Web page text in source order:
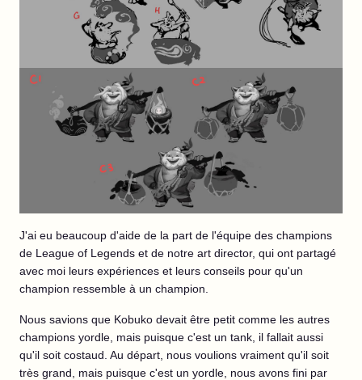
J'ai eu beaucoup d'aide de la part de l'équipe des champions
de League of Legends et de notre art director, qui ont partagé
avec moi leurs expériences et leurs conseils pour qu'un
champion ressemble à un champion.
Nous savions que Kobuko devait être petit comme les autres
champions yordle, mais puisque c'est un tank, il fallait aussi
qu'il soit costaud. Au départ, nous voulions vraiment qu'il soit
très grand, mais puisque c'est un yordle, nous avons fini par